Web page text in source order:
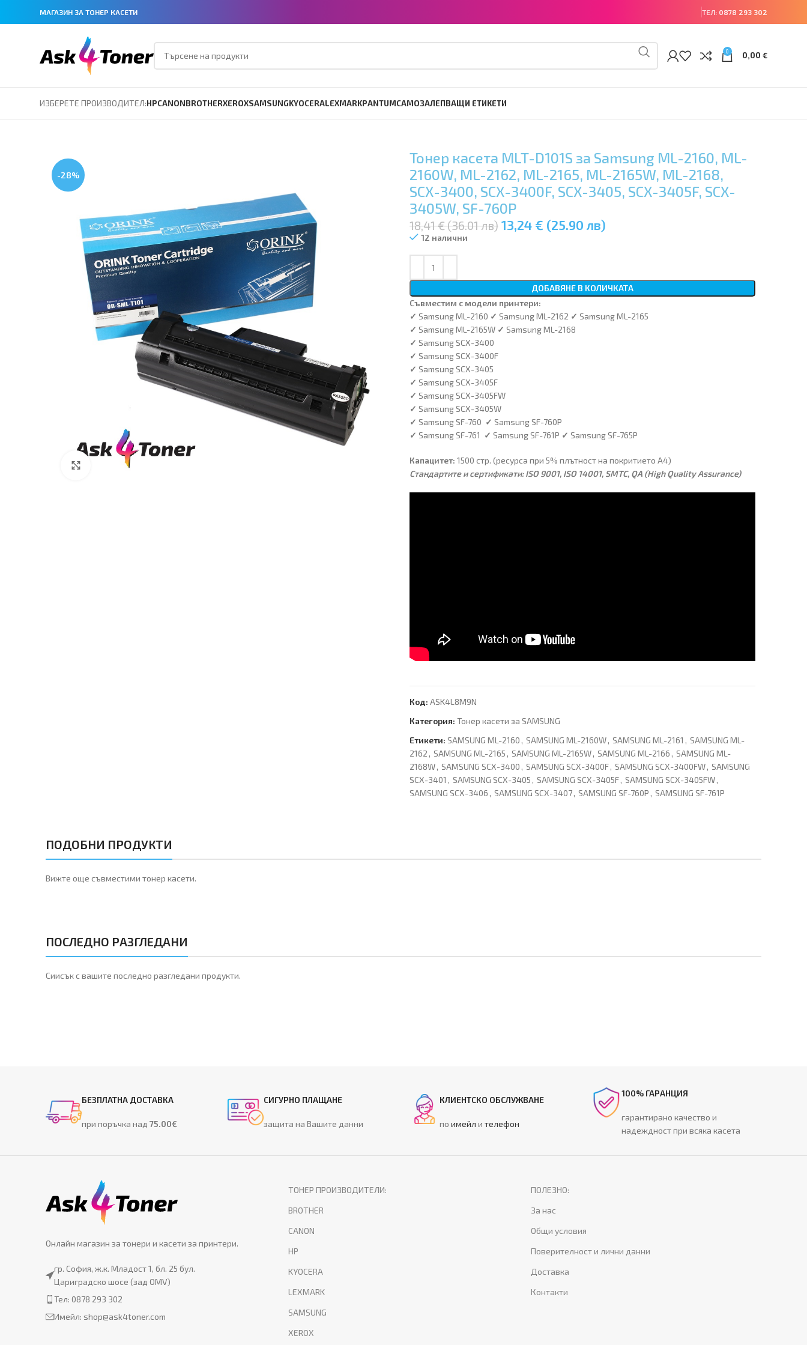
МАГАЗИН ЗА ТОНЕР КАСЕТИ ТЕЛ: 0878 293 302
0 0,00 €
ИЗБЕРЕТЕ ПРОИЗВОДИТЕЛ:HPCANONBROTHERXEROXSAMSUNGKYOCERALEXMARKPANTUMСАМОЗАЛЕПВАЩИ ЕТИКЕТИ
-28%
Тонер касета MLT-D101S за Samsung ML-2160, ML-
2160W, ML-2162, ML-2165, ML-2165W, ML-2168,
SCX-3400, SCX-3400F, SCX-3405, SCX-3405F, SCX-
3405W, SF-760P
18,41 € (36.01 лв) 13,24 € (25.90 лв)
12 налични
ДОБАВЯНЕ В КОЛИЧКАТА
Съвместим с модели принтери:
✓ Samsung ML-2160 ✓ Samsung ML-2162 ✓ Samsung ML-2165
✓ Samsung ML-2165W ✓ Samsung ML-2168
✓ Samsung SCX-3400
✓ Samsung SCX-3400F
✓ Samsung SCX-3405
✓ Samsung SCX-3405F
✓ Samsung SCX-3405FW
✓ Samsung SCX-3405W
✓ Samsung SF-760 ✓ Samsung SF-760P
✓ Samsung SF-761 ✓ Samsung SF-761P ✓ Samsung SF-765P
Капацитет: 1500 стр. (ресурса при 5% плътност на покритието А4)
Стандартите и сертификати: ISO 9001, ISO 14001, SMTC, QA (High Quality Assurance)
Код: ASK4L8M9N
Категория: Тонер касети за SAMSUNG
Етикети: SAMSUNG ML-2160 , SAMSUNG ML-2160W, SAMSUNG ML-2161 , SAMSUNG ML-
2162 , SAMSUNG ML-2165 , SAMSUNG ML-2165W, SAMSUNG ML-2166 , SAMSUNG ML-
2168W, SAMSUNG SCX-3400 , SAMSUNG SCX-3400F, SAMSUNG SCX-3400FW, SAMSUNG
SCX-3401 , SAMSUNG SCX-3405 , SAMSUNG SCX-3405F, SAMSUNG SCX-3405FW,
SAMSUNG SCX-3406 , SAMSUNG SCX-3407, SAMSUNG SF-760P , SAMSUNG SF-761P
ПОДОБНИ ПРОДУКТИ
Вижте още съвместими тонер касети.
ПОСЛЕДНО РАЗГЛЕДАНИ
Сиисък с вашите последно разгледани продукти.
БЕЗПЛАТНА ДОСТАВКА
при поръчка над 75.00€
СИГУРНО ПЛАЩАНЕ
защита на Вашите данни
КЛИЕНТСКО ОБСЛУЖВАНЕ
по имейл и телефон
100% ГАРАНЦИЯ
гарантирано качество и
надеждност при всяка касета
Онлайн магазин за тонери и касети за принтери.
гр. София, ж.к. Младост 1, бл. 25 бул.
Цариградско шосе (зад OMV)
Тел: 0878 293 302
Имейл: shop@ask4toner.com
ТОНЕР ПРОИЗВОДИТЕЛИ:
BROTHER
CANON
HP
KYOCERA
LEXMARK
SAMSUNG
XEROX
ПОЛЕЗНО:
За нас
Общи условия
Поверителност и лични данни
Доставка
Контакти